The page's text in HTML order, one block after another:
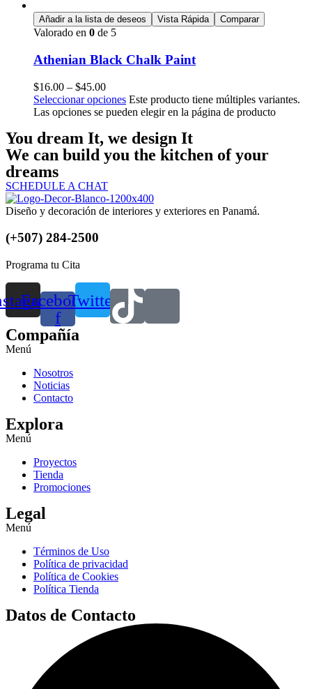
Añadir a la lista de deseos Vista Rápida Comparar
Valorado en 0 de 5
Athenian Black Chalk Paint
$16.00 – $45.00
Seleccionar opciones Este producto tiene múltiples variantes.
Las opciones se pueden elegir en la página de producto
You dream It, we design It
We can build you the kitchen of your
dreams
SCHEDULE A CHAT
Diseño y decoración de interiores y exteriores en Panamá.
(+507) 284-2500
Programa tu Cita
Facebook-
f
Twitter
Compañía
Menú
Nosotros
Noticias
Contacto
Explora
Menú
Proyectos
Tienda
Promociones
Legal
Menú
Términos de Uso
Política de privacidad
Política de Cookies
Política Tienda
Datos de Contacto